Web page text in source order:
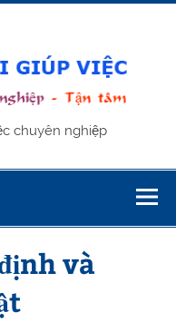
Trung tâm
chuyên nghiệp
và